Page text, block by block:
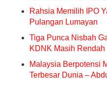
Rahsia Memilih IPO
Pulangan Lumayan
Tiga Punca Nisbah
KDNK Masih Rendah
Malaysia Berpotensi
Terbesar Dunia –